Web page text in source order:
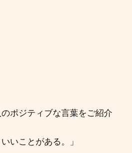
ポジティブな言葉をご紹介
いことがある。」